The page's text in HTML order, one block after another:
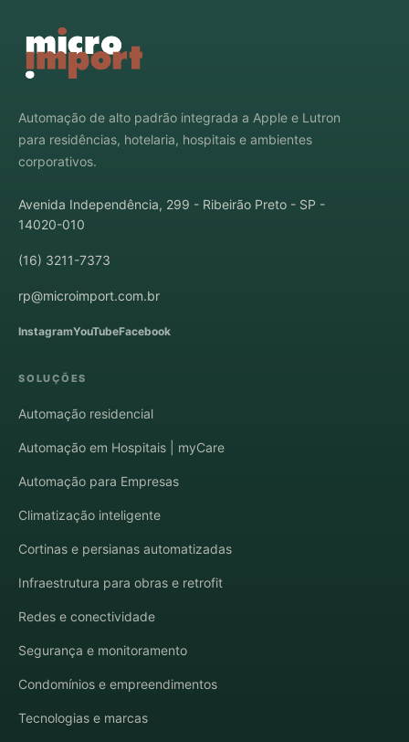
Automação de alto padrão integrada a Apple e Lutron
para residências, hotelaria, hospitais e ambientes
corporativos.
Avenida Independência, 299 - Ribeirão Preto - SP -
14020-010
(16) 3211-7373
rp@microimport.com.br
InstagramYouTubeFacebook
SOLUÇÕES
Automação residencial
Automação em Hospitais | myCare
Automação para Empresas
Climatização inteligente
Cortinas e persianas automatizadas
Infraestrutura para obras e retrofit
Redes e conectividade
Segurança e monitoramento
Condomínios e empreendimentos
Tecnologias e marcas